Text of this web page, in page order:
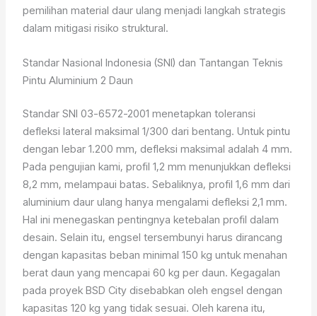
pemilihan material daur ulang menjadi langkah strategis
dalam mitigasi risiko struktural.
Standar Nasional Indonesia (SNI) dan Tantangan Teknis
Pintu Aluminium 2 Daun
Standar SNI 03-6572-2001 menetapkan toleransi
defleksi lateral maksimal 1/300 dari bentang. Untuk pintu
dengan lebar 1.200 mm, defleksi maksimal adalah 4 mm.
Pada pengujian kami, profil 1,2 mm menunjukkan defleksi
8,2 mm, melampaui batas. Sebaliknya, profil 1,6 mm dari
aluminium daur ulang hanya mengalami defleksi 2,1 mm.
Hal ini menegaskan pentingnya ketebalan profil dalam
desain. Selain itu, engsel tersembunyi harus dirancang
dengan kapasitas beban minimal 150 kg untuk menahan
berat daun yang mencapai 60 kg per daun. Kegagalan
pada proyek BSD City disebabkan oleh engsel dengan
kapasitas 120 kg yang tidak sesuai. Oleh karena itu,